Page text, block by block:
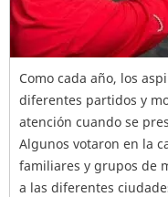
Como cada año, los
diferentes partidos y
atención cuando se
Algunos votaron en la
familiares y grupos de
a las diferentes